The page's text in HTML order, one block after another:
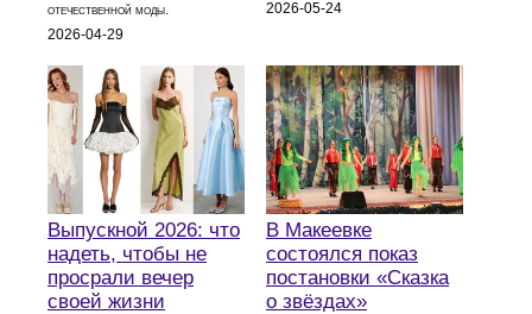
отечественной моды.
2026-04-29
2026-05-24
Выпускной 2026: что
надеть, чтобы не
просрали вечер
своей жизни
В Макеевке
состоялся показ
постановки «Сказка
о звёздах»